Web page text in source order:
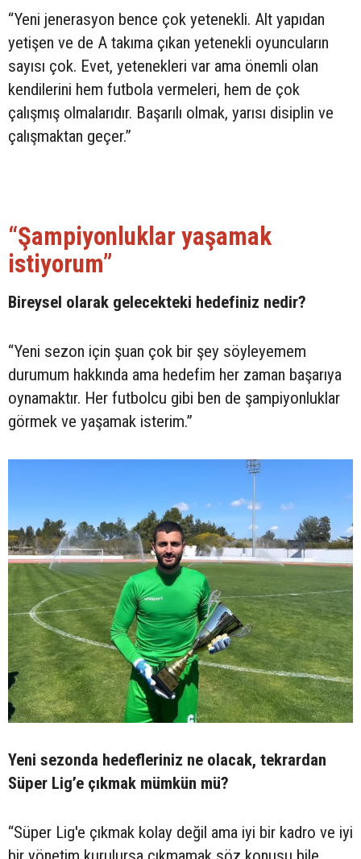
“Yeni jenerasyon bence çok yetenekli. Alt yapıdan
yetişen ve de A takıma çıkan yetenekli oyuncuların
sayısı çok. Evet, yetenekleri var ama önemli olan
kendilerini hem futbola vermeleri, hem de çok
çalışmış olmalarıdır. Başarılı olmak, yarısı disiplin ve
çalışmaktan geçer.”
“Şampiyonluklar yaşamak
istiyorum”
Bireysel olarak gelecekteki hedefiniz nedir?
“Yeni sezon için şuan çok bir şey söyleyemem
durumum hakkında ama hedefim her zaman başarıya
oynamaktır. Her futbolcu gibi ben de şampiyonluklar
görmek ve yaşamak isterim.”
Yeni sezonda hedefleriniz ne olacak, tekrardan
Süper Lig’e çıkmak mümkün mü?
“Süper Lig'e çıkmak kolay değil ama iyi bir kadro ve iyi